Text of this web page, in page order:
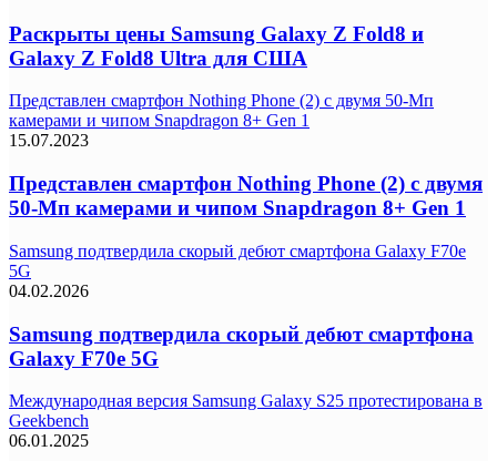
Раскрыты цены Samsung Galaxy Z Fold8 и
Galaxy Z Fold8 Ultra для США
Представлен смартфон Nothing Phone (2) с двумя 50-Мп
камерами и чипом Snapdragon 8+ Gen 1
15.07.2023
Представлен смартфон Nothing Phone (2) с двумя
50-Мп камерами и чипом Snapdragon 8+ Gen 1
Samsung подтвердила скорый дебют смартфона Galaxy F70e
5G
04.02.2026
Samsung подтвердила скорый дебют смартфона
Galaxy F70e 5G
Международная версия Samsung Galaxy S25 протестирована в
Geekbench
06.01.2025